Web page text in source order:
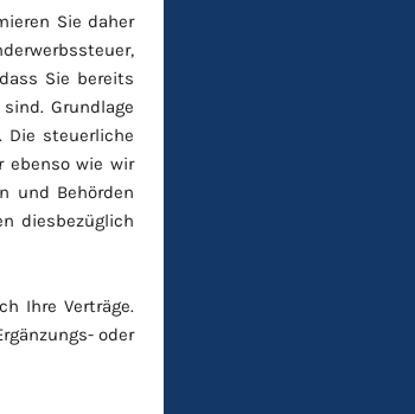
Sie daher
Sie bereits
Grundlage
steuerliche
ebenso wie wir
und Behörden
diesbezüglich
Ihre Verträge.
oder